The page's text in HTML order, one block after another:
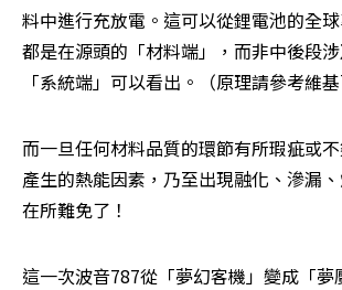
料中進行充放電。這可以從鋰電池的全
都是在源頭的「材料端」，而非中後段
「系統端」可以看出。（原理請參考維基
而一旦任何材料品質的環節有所瑕疵或
產生的熱能因素，乃至出現融化、滲漏
在所難免了！
這一次波音787從「夢幻客機」變成「夢